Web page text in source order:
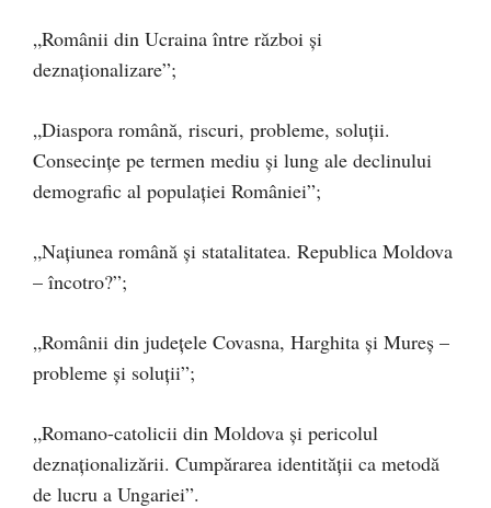
„Românii din Ucraina între război și
deznaționalizare”;
„Diaspora română, riscuri, probleme, soluții.
Consecințe pe termen mediu și lung ale declinului
demografic al populației României”;
„Națiunea română și statalitatea. Republica Moldova
– încotro?”;
„Românii din județele Covasna, Harghita și Mureș –
probleme și soluții”;
„Romano-catolicii din Moldova și pericolul
deznaționalizării. Cumpărarea identității ca metodă
de lucru a Ungariei”.